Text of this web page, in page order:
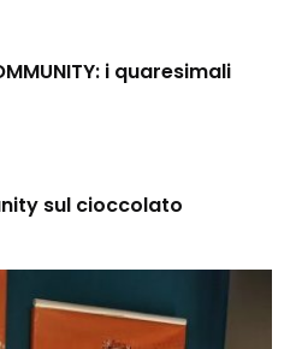
i quaresimali
sul cioccolato